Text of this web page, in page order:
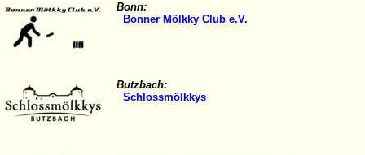
Bonn:
Bonner Mölkky Club e.V.
Butzbach:
Schlossmölkkys